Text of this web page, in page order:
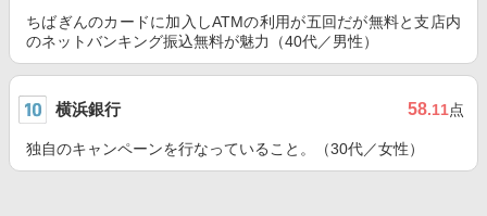
ちばぎんのカードに加入しATMの利用が五回だが無料と支店内
のネットバンキング振込無料が魅力（40代／男性）
横浜銀行 58.11点
独自のキャンペーンを行なっていること。（30代／女性）